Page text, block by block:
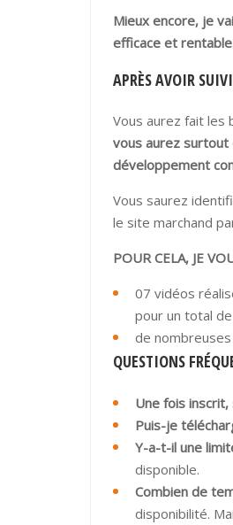
Mieux encore, je
efficace et
APRÈS AVOIR
Vous aurez fait les
vous aurez
développement
Vous saurez
le site marchand
POUR CELA, JE
07 vidéos
pour un total
de
QUESTIONS
Une fois
Puis-je
Y-a-t-il une
disponible.
Combien de
disponibilité.